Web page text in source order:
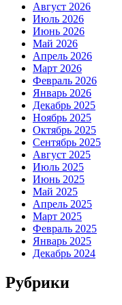
Август 2026
Июль 2026
Июнь 2026
Май 2026
Апрель 2026
Март 2026
Февраль 2026
Январь 2026
Декабрь 2025
Ноябрь 2025
Октябрь 2025
Сентябрь 2025
Август 2025
Июль 2025
Июнь 2025
Май 2025
Апрель 2025
Март 2025
Февраль 2025
Январь 2025
Декабрь 2024
Рубрики